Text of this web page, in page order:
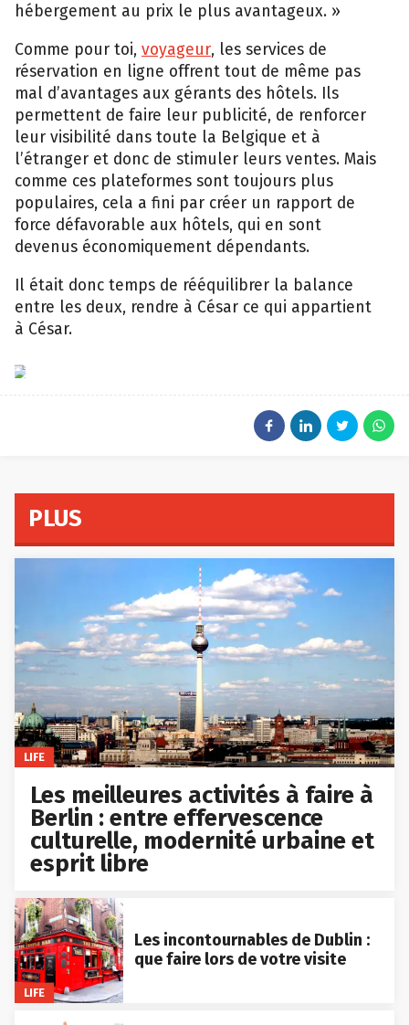
hébergement au prix le plus avantageux. »
Comme pour toi, voyageur, les services de
réservation en ligne offrent tout de même pas
mal d’avantages aux gérants des hôtels. Ils
permettent de faire leur publicité, de renforcer
leur visibilité dans toute la Belgique et à
l’étranger et donc de stimuler leurs ventes. Mais
comme ces plateformes sont toujours plus
populaires, cela a fini par créer un rapport de
force défavorable aux hôtels, qui en sont
devenus économiquement dépendants.
Il était donc temps de rééquilibrer la balance
entre les deux, rendre à César ce qui appartient
à César.
d’écran
PLUS
LIFE
Les meilleures activités à faire à
Berlin : entre effervescence
culturelle, modernité urbaine et
esprit libre
LIFE
Les incontournables de Dublin :
que faire lors de votre visite